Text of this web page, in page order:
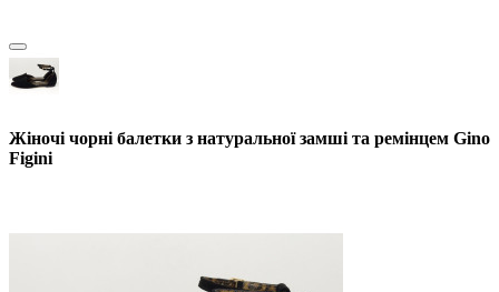
Жіночі чорні балетки з натуральної замші та ремінцем Gino
Figini